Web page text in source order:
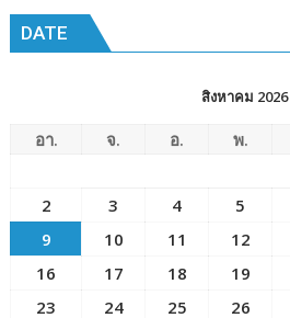
DATE
สิงหาคม 2026
อา. จ. อ. พ.
2
3 4 5
9
10 11 12
16
17 18 19
23
24 25 26